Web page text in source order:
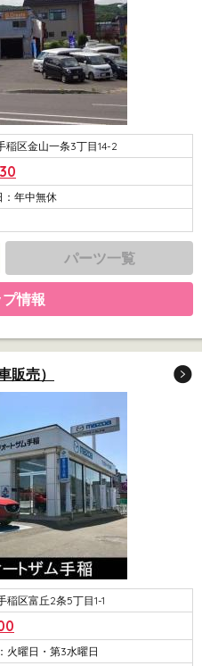
区金山一条3丁目14-2
年中無休
パーツ一覧
情報
販売）
区富丘2条5丁目1-1
火曜日・第3水曜日